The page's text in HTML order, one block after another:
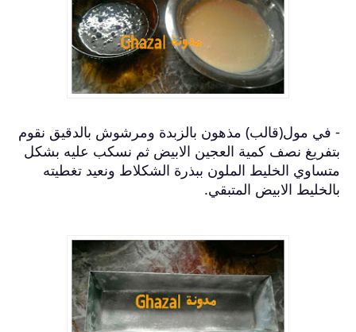
- في مول(قالب) مذهون بالزبدة ومرشوش بالدقيق نقوم
بتفريغ نصف كمية العجين الابيض ثم نسكب عليه بشكل
متساوي الخليط الملون ببذرة الشكلاط ونعيد تغطيته
بالخليط الابيض المتبقي.